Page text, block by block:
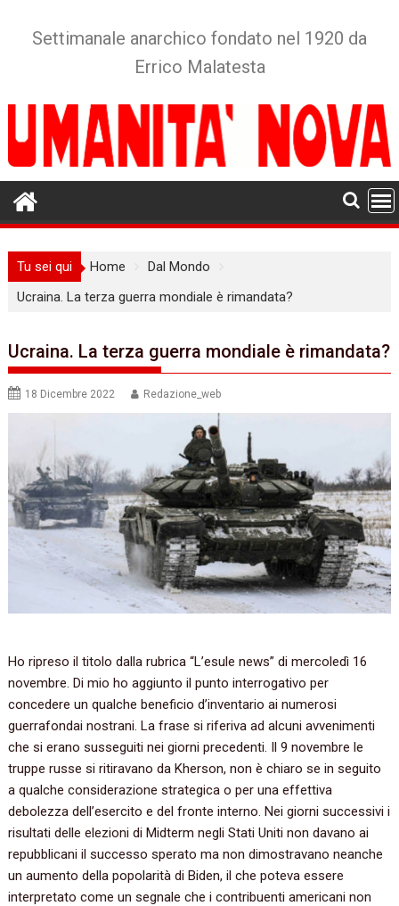
Settimanale anarchico fondato nel 1920 da
Errico Malatesta
Tu sei qui Home
Dal Mondo
Ucraina. La terza guerra mondiale è rimandata?
Ucraina. La terza guerra mondiale è rimandata?
18 Dicembre 2022 Redazione_web
Ho ripreso il titolo dalla rubrica “L’esule news” di mercoledì 16
novembre. Di mio ho aggiunto il punto interrogativo per
concedere un qualche beneficio d’inventario ai numerosi
guerrafondai nostrani. La frase si riferiva ad alcuni avvenimenti
che si erano susseguiti nei giorni precedenti. Il 9 novembre le
truppe russe si ritiravano da Kherson, non è chiaro se in seguito
a qualche considerazione strategica o per una effettiva
debolezza dell’esercito e del fronte interno. Nei giorni successivi i
risultati delle elezioni di Midterm negli Stati Uniti non davano ai
repubblicani il successo sperato ma non dimostravano neanche
un aumento della popolarità di Biden, il che poteva essere
interpretato come un segnale che i contribuenti americani non